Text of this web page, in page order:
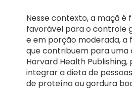
Nesse contexto, a maçã
favorável para o controle
e em porção moderada,
que contribuem para uma
Harvard Health
integrar a dieta de
de proteína ou gordura